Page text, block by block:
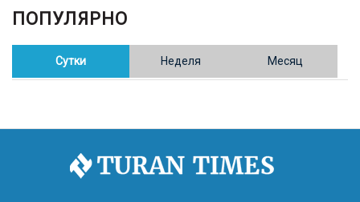
ОБЩЕСТВО
Полицейские пресекли незаконное выращивание
конопли в Таразе
Казахстан возглавил Договор о зоне, свободной от
ПОПУЛЯРНО
Сутки Неделя Месяц